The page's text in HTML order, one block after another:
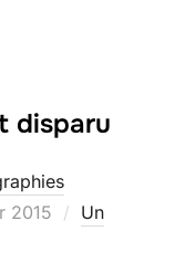
disparu
2015
Un